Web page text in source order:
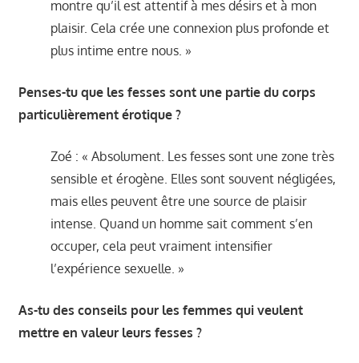
montre qu’il est attentif à mes désirs et à mon
plaisir. Cela crée une connexion plus profonde et
plus intime entre nous. »
Penses-tu que les fesses sont une partie du corps
particulièrement érotique ?
Zoé : « Absolument. Les fesses sont une zone très
sensible et érogène. Elles sont souvent négligées,
mais elles peuvent être une source de plaisir
intense. Quand un homme sait comment s’en
occuper, cela peut vraiment intensifier
l’expérience sexuelle. »
As-tu des conseils pour les femmes qui veulent
mettre en valeur leurs fesses ?